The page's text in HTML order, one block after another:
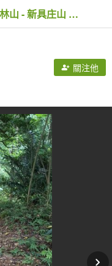
20250607 新竹竹東三山(樹杞林山 - 新具庄山 - 員崠子山) O型
關注他